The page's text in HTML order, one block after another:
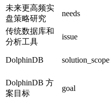
未来更高频实
盘策略研究
needs
传统数据库和
分析工具
issue
DolphinDB solution_scope
DolphinDB 方
案目标
goal